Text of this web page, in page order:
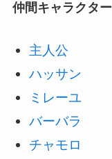
仲間キャラクター
主人公
ハッサン
ミレーユ
バーバラ
チャモロ